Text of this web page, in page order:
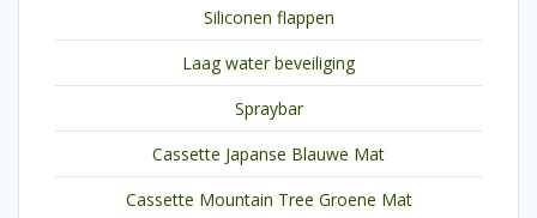
Siliconen flappen
Laag water beveiliging
Spraybar
Cassette Japanse Blauwe Mat
Cassette Mountain Tree Groene Mat